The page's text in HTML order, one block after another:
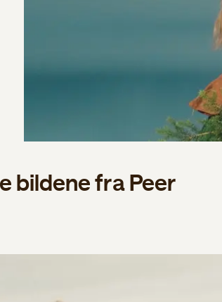
bildene fra Peer